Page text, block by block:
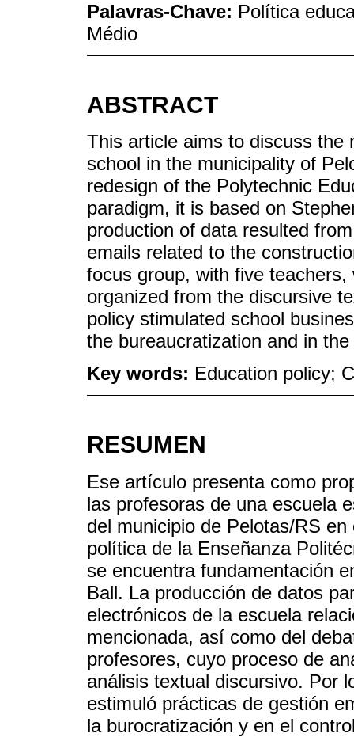
Palavras-Chave: Política
Médio
ABSTRACT
This article aims to discuss the
school in the municipality of
redesign of the Polytechnic
paradigm, it is based on
production of data resulted
emails related to the
focus group, with five
organized from the discursive
policy stimulated school
the bureaucratization and in
Key words: Education policy;
RESUMEN
Ese artículo presenta como
las profesoras de una escuela
del municipio de Pelotas/RS
política de la Enseñanza
se encuentra fundamentación
Ball. La producción de datos
electrónicos de la escuela
mencionada, así como del
profesores, cuyo proceso de
análisis textual discursivo. Por
estimuló prácticas de gestión
la burocratización y en el